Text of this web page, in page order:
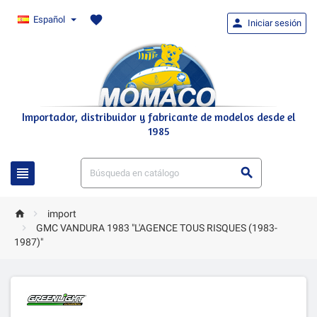
Español favorite
Importador, distribuidor y fabricante de modelos desde el
1985
 
 Iniciar sesión
 
import

GMC VANDURA 1983 "L'AGENCE TOUS RISQUES (1983-
1987)"